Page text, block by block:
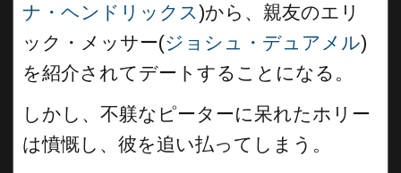
ナ・ヘンドリックス)から、親友のエリ
ック・メッサー(ジョシュ・デュアメル)
を紹介されてデートすることになる。
しかし、不躾なピーターに呆れたホリー
は憤慨し、彼を追い払ってしまう。